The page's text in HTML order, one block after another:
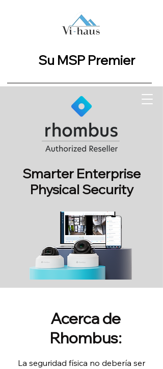
Su MSP Premier
Smarter Enterprise
Physical Security
Acerca de
Rhombus:
La seguridad física no debería ser